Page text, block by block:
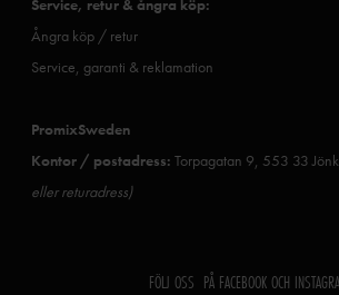
Service, retur & ångra köp:
Ångra köp / retur
Service, garanti & reklamation
PromixSweden
Kontor / postadress: Torpagatan 9, 553 33
eller returadress)
FÖLJ OSS PÅ FACEBOOK OCH